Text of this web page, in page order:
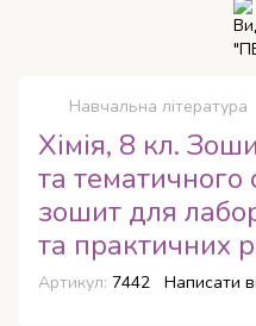
Навчальна література
Хімія, 8 кл.
та
зошит для
та практичних
Артикул: 7442 Написати